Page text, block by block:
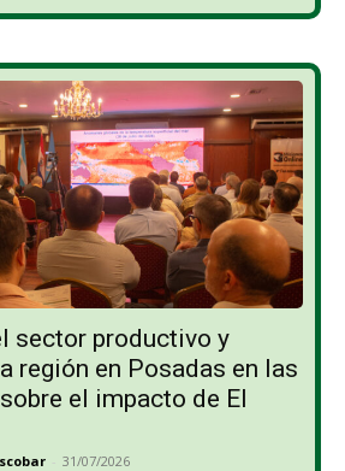
sector productivo y
región en Posadas en las
el impacto de El
- 31/07/2026